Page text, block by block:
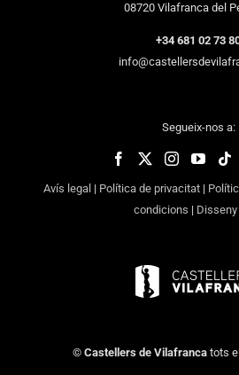
08720 Vilafranca del
+34 681 02 73
Segueix-nos a:
Avís legal | Política de privacitat|
condicions |
© Castellers de Vilafrancatots